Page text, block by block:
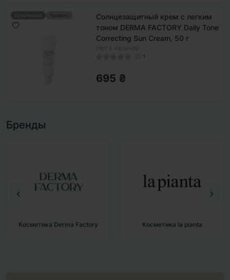
Продано
Солнцезащитный крем с легким
тоном DERMA FACTORY Daily Tone
Correcting Sun Cream, 50 г
1
695 ₴
Бренды
Косметика la pianta Косметика BAD SKIN